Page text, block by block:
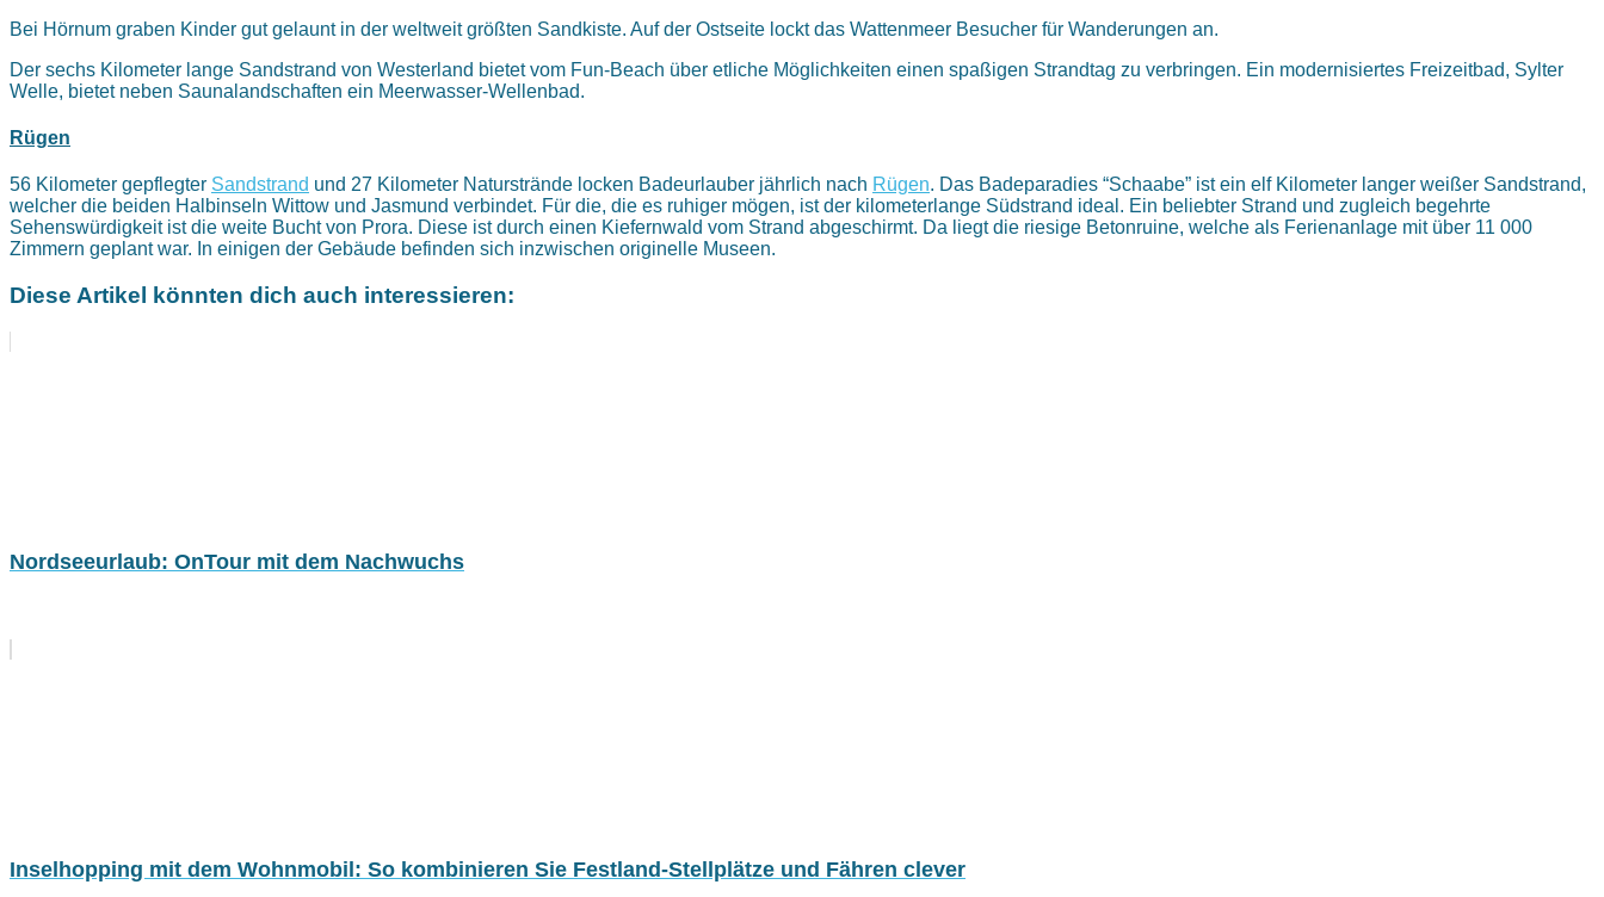
Bei Hörnum graben Kinder gut gelaunt in der weltweit größten Sandkiste. Auf der Ostseite lockt das Wattenmeer Besucher für Wanderungen an.
Der sechs Kilometer lange Sandstrand von Westerland bietet vom Fun-Beach über etliche Möglichkeiten einen spaßigen Strandtag zu verbringen. Ein modernisiertes Freizeitbad, Sylter
Welle, bietet neben Saunalandschaften ein Meerwasser-Wellenbad.
Rügen
56 Kilometer gepflegter Sandstrand und 27 Kilometer Naturstrände locken Badeurlauber jährlich nach Rügen. Das Badeparadies “Schaabe” ist ein elf Kilometer langer weißer Sandstrand,
welcher die beiden Halbinseln Wittow und Jasmund verbindet. Für die, die es ruhiger mögen, ist der kilometerlange Südstrand ideal. Ein beliebter Strand und zugleich begehrte
Sehenswürdigkeit ist die weite Bucht von Prora. Diese ist durch einen Kiefernwald vom Strand abgeschirmt. Da liegt die riesige Betonruine, welche als Ferienanlage mit über 11 000
Zimmern geplant war. In einigen der Gebäude befinden sich inzwischen originelle Museen.
Diese Artikel könnten dich auch interessieren:
Nordseeurlaub: OnTour mit dem Nachwuchs
Inselhopping mit dem Wohnmobil: So kombinieren Sie Festland-Stellplätze und Fähren clever